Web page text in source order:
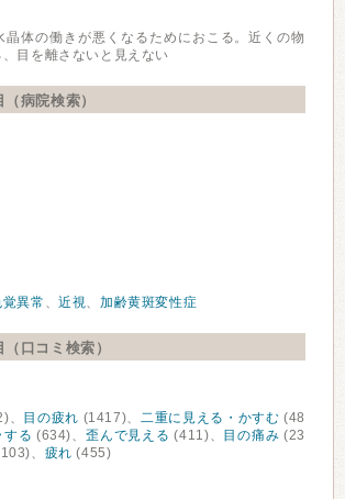
晶体の働きが悪くなるためにおこる。近くの物
目を離さないと見えない
病院検索）
覚異常 、近視、加齢黄斑変性症
口コミ検索）
、 目の疲れ (1417)、 二重に見える・かすむ (48
する (634)、歪んで見える (411)、 目の痛み (23
、 疲れ (455)